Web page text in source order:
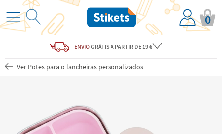
0
ENVIOGRÁTIS A PARTIR DE 19 €
Ver Potes para o lancheiras personalizados